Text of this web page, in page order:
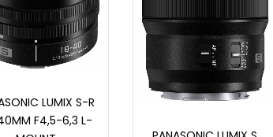
LUMIX S-R
F4,5-6,3 L-